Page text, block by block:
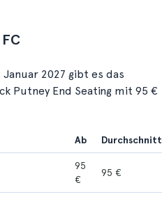
2027 gibt es das
Putney End Seating mit 95 €
Ab Durchschnitt
95
€
95 €